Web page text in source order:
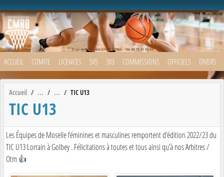
ACCUEIL COMITE LICENCES 5X5 3X3 COMMISSIONS OFFICIELS DIVERS
Accueil TIC U13
TIC U13
Les Équipes de Moselle féminines et masculines remportent d'édition 2022/23 du
TIC U13 Lorrain à Golbey . Félicitations à toutes et tous ainsi qu'à nos Arbitres /
Otm 👍